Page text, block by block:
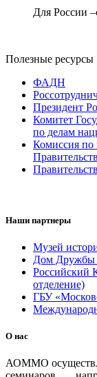
Для России
Полезные ресурсы
ФАДН
Президент
Комитет
по делам
Комиссия по
Наши партнеры
Музей
Дом Дружбы
Российский
отделение)
ГБУ
О нас
АОММО